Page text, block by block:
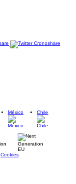
México Chile
Cookies